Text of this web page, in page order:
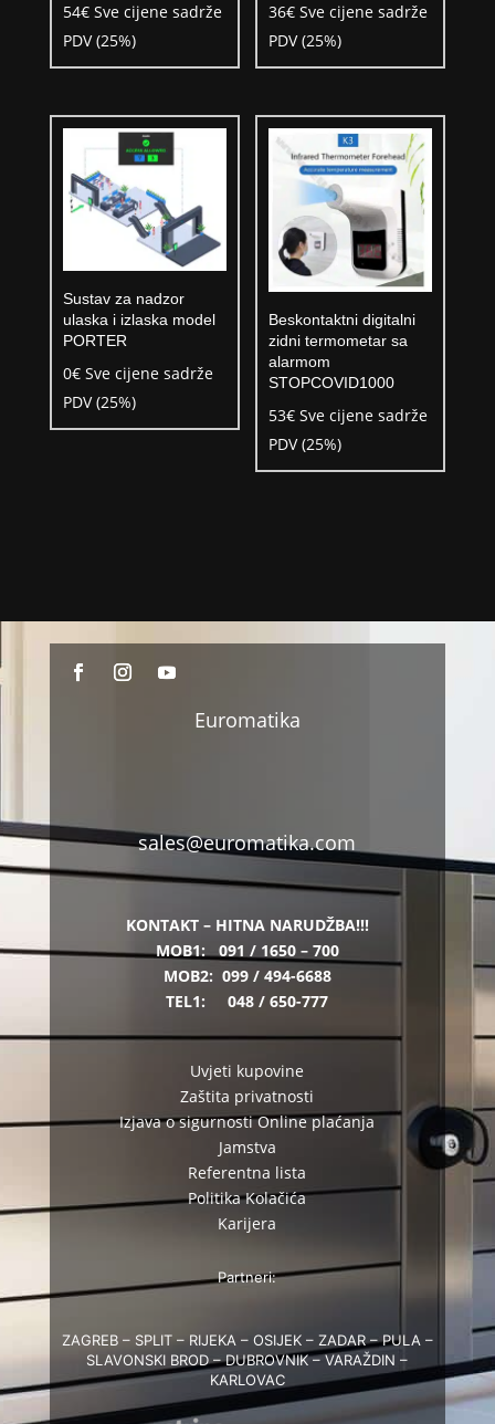
54€ Sve cijene sadrže
PDV (25%)
36€ Sve cijene sadrže
PDV (25%)
Sustav za nadzor
ulaska i izlaska model
PORTER
0€ Sve cijene sadrže
PDV (25%)
Beskontaktni digitalni
zidni termometar sa
alarmom
STOPCOVID1000
53€ Sve cijene sadrže
PDV (25%)
Euromatika
sales@euromatika.com
KONTAKT – HITNA NARUDŽBA!!!
MOB1:091 / 1650 – 700
MOB2: 099 / 494-6688
TEL1:048 / 650-777
Uvjeti kupovine
Zaštita privatnosti
Izjava o sigurnosti Online plaćanja
Jamstva
Referentna lista
Politika Kolačića
Karijera
Partneri:
ZAGREB – SPLIT – RIJEKA – OSIJEK – ZADAR – PULA –
SLAVONSKI BROD – DUBROVNIK – VARAŽDIN –
KARLOVAC